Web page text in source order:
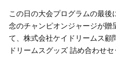
この日の大会プログラムの最
念のチャンピオンジャージが贈
て、株式会社ケイドリームス顧
ドリームスグッズ 詰め合わせセ